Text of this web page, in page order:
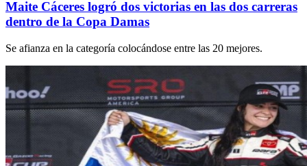
Maite Cáceres logró dos victorias en las dos carreras
dentro de la Copa Damas
Se afianza en la categoría colocándose entre las 20 mejores.